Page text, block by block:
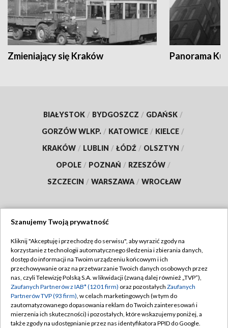
Zmieniający się Kraków Panorama
BIAŁYSTOK / BYDGOSZCZ / GDAŃSK /
GORZÓW WLKP. / KATOWICE / KIELCE /
KRAKÓW / LUBLIN / ŁÓDŹ / OLSZTYN /
OPOLE / POZNAŃ / RZESZÓW /
SZCZECIN / WARSZAWA / WROCŁAW
TVP
Abonament TVP
Emisja w TVP
Centrum informacji TVP
Naziemna Telewizja Cyfrowa
Regulamin TVP
Polityka prywatności
Moje zgody
Pomoc
Szanujemy Twoją prywatność
Kliknij "Akceptuję i przechodzę do serwisu", aby wyrazić zgody na
korzystanie z technologii automatycznego śledzenia i zbierania danych,
dostęp do informacji na Twoim urządzeniu końcowym i ich
przechowywanie oraz na przetwarzanie Twoich danych osobowych przez
nas, czyli Telewizję Polską S.A. w likwidacji (zwaną dalej również „TVP”),
Zaufanych Partnerów z IAB* (1201 firm) oraz pozostałych Zaufanych
Partnerów TVP (93 firm), w celach marketingowych (w tym do
zautomatyzowanego dopasowania reklam do Twoich zainteresowań i
mierzenia ich skuteczności) i pozostałych, które wskazujemy poniżej, a
także zgody na udostępnianie przez nas identyfikatora PPID do Google.